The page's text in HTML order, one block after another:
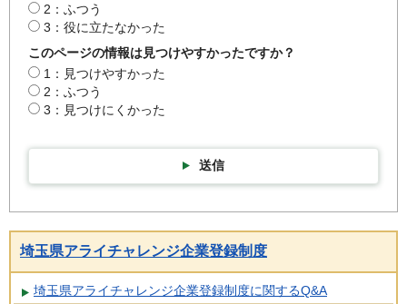
2：ふつう
3：役に立たなかった
このページの情報は見つけやすかったですか？
1：見つけやすかった
2：ふつう
3：見つけにくかった
送信
埼玉県アライチャレンジ企業登録制度
埼玉県アライチャレンジ企業登録制度に関するQ&A